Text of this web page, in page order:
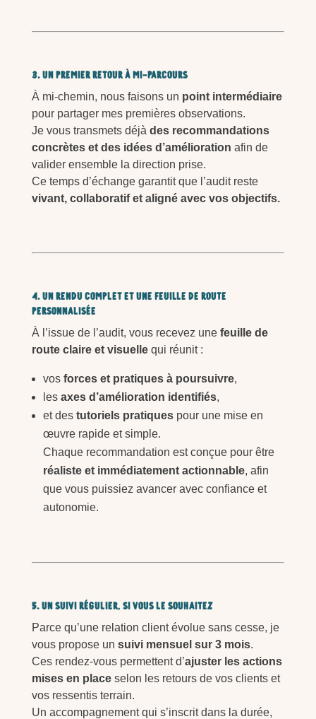
3. Un premier retour à mi-parcours
À mi-chemin, nous faisons un point intermédiaire
pour partager mes premières observations.
Je vous transmets déjà des recommandations
concrètes et des idées d’amélioration afin de
valider ensemble la direction prise.
Ce temps d’échange garantit que l’audit reste
vivant, collaboratif et aligné avec vos objectifs.
4. Un rendu complet et une feuille de route
personnalisée
À l’issue de l’audit, vous recevez une feuille de
route claire et visuellequi réunit :
vos forces et pratiques à poursuivre,
les axes d’amélioration identifiés,
et des tutoriels pratiquespour une mise en
œuvre rapide et simple.
Chaque recommandation est conçue pour être
réaliste et immédiatement actionnable, afin
que vous puissiez avancer avec confiance et
autonomie.
5. Un suivi régulier, si vous le souhaitez
Parce qu’une relation client évolue sans cesse, je
vous propose un suivi mensuel sur 3 mois.
Ces rendez-vous permettent d’ajuster les actions
mises en placeselon les retours de vos clients et
vos ressentis terrain.
Un accompagnement qui s’inscrit dans la durée,